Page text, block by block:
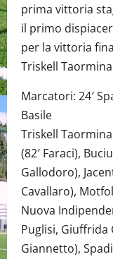
prima vittoria
il primo
per la vittoria
Triskell
Marcatori: 24′
Basile
Triskell
(82′ Faraci),
Gallodoro),
Cavallaro),
Nuova
Puglisi, Giuffrida
Giannetto),